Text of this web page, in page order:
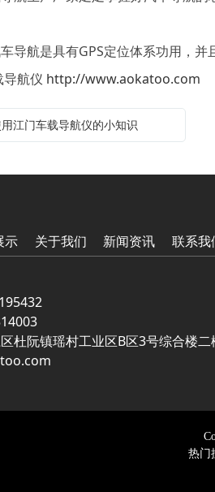
航是具有GPS定位体系功用，并
航仪 http://www.aokatoo.com
江门车载导航仪的小知识
示 关于我们 新闻资讯 联系我
杜阮镇瑶村工业区B区3号综合楼二
热门